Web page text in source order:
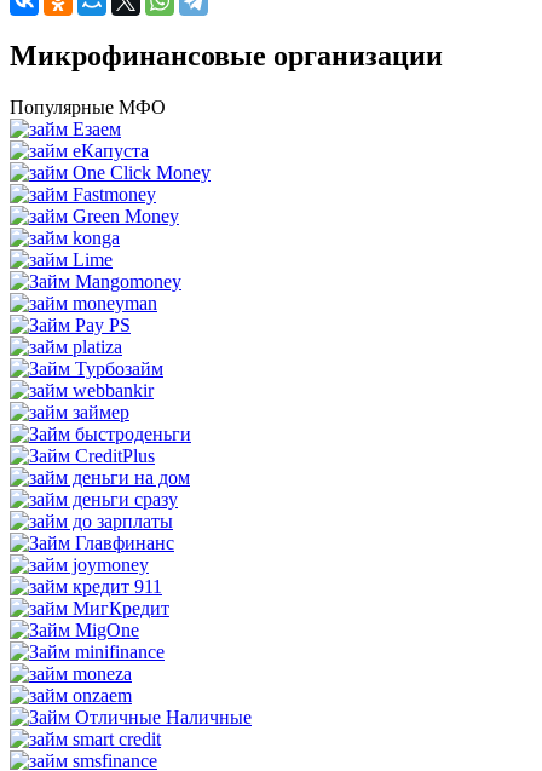
Микрофинансовые организации
Популярные МФО